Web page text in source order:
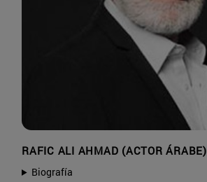
RAFIC ALI AHMAD (ACTOR ÁRABE)
Biografía